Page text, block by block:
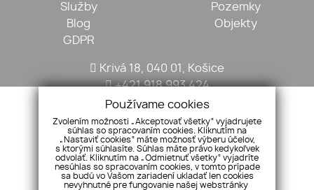
Služby
Blog
GDPR
Pozemky
Objekty
Krivá 18, 040 01, Košice
+421 918 993 424
kosickarealitna@gmail.com
Používame cookies
Zvolením možnosti „Akceptovať všetky“ vyjadrujete
súhlas so spracovaním cookies. Kliknutím na
„Nastaviť cookies“ máte možnosť výberu účelov,
s ktorými súhlasíte. Súhlas máte právo kedykoľvek
odvolať. Kliknutím na „Odmietnuť všetky“ vyjadríte
nesúhlas so spracovaním cookies, v tomto prípade
sa budú vo Vašom zariadení ukladať len cookies
nevyhnutné pre fungovanie našej webstránky